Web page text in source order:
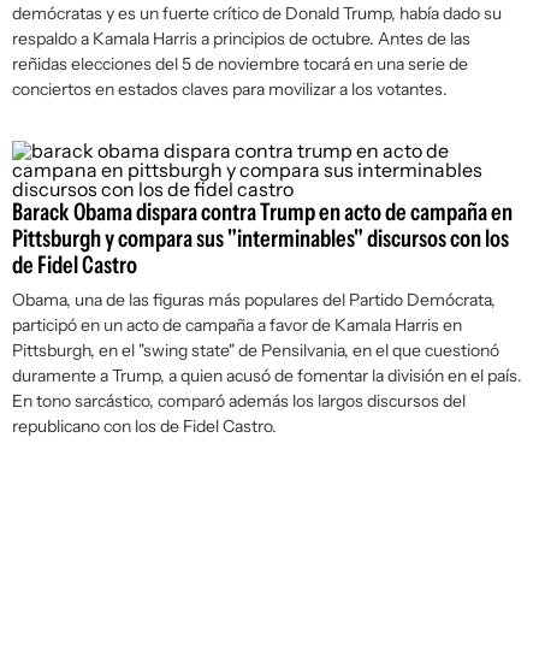
demócratas y es un fuerte crítico de Donald Trump, había dado su
respaldo a Kamala Harris a principios de octubre. Antes de las
reñidas elecciones del 5 de noviembre tocará en una serie de
conciertos en estados claves para movilizar a los votantes.
Barack Obama dispara contra Trump en acto de campaña en
Pittsburgh y compara sus "interminables" discursos con los
de Fidel Castro
Obama, una de las figuras más populares del Partido Demócrata,
participó en un acto de campaña a favor de Kamala Harris en
Pittsburgh, en el "swing state" de Pensilvania, en el que cuestionó
duramente a Trump, a quien acusó de fomentar la división en el país.
En tono sarcástico, comparó además los largos discursos del
republicano con los de Fidel Castro.